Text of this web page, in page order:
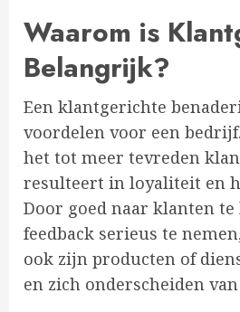
Waarom is
Belangrijk?
Een klantgerichte
voordelen voor een
het tot meer tevreden
resulteert in loyaliteit en
Door goed naar klanten
feedback serieus te
ook zijn producten of
en zich onderscheiden